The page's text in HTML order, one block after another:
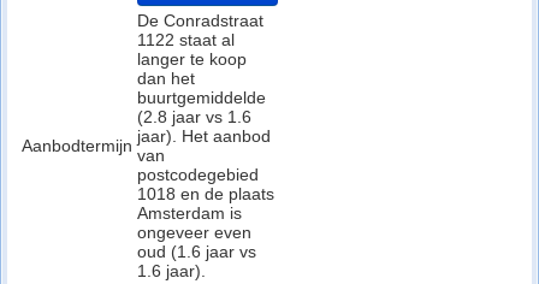
Aanbodtermijn
De Conradstraat
1122 staat al
langer te koop
dan het
buurtgemiddelde
(2.8 jaar vs 1.6
jaar). Het aanbod
van
postcodegebied
1018 en de plaats
Amsterdam is
ongeveer even
oud (1.6 jaar vs
1.6 jaar).